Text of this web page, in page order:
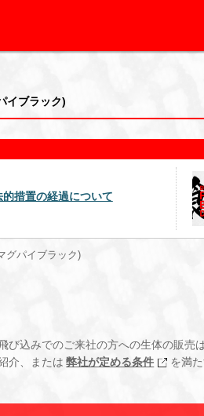
イブラック)
業部を解説
グパイブラック)
込みでのご来社の方への生体の販売
介、または 弊社が定める条件 を満